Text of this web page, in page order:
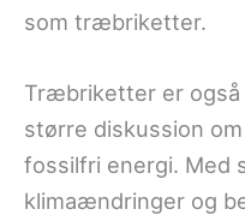
som træbriketter.
Træbriketter er også
større diskussion
fossilfri energi. Med
klimaændringer og